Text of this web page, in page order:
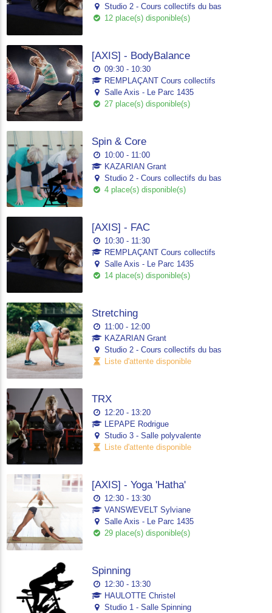
Studio 2 - Cours collectifs du bas
12 place(s) disponible(s)
[AXIS] - BodyBalance
09:30 - 10:30
REMPLAÇANT Cours collectifs
Salle Axis - Le Parc 1435
27 place(s) disponible(s)
Spin & Core
10:00 - 11:00
KAZARIAN Grant
Studio 2 - Cours collectifs du bas
4 place(s) disponible(s)
[AXIS] - FAC
10:30 - 11:30
REMPLAÇANT Cours collectifs
Salle Axis - Le Parc 1435
14 place(s) disponible(s)
Stretching
11:00 - 12:00
KAZARIAN Grant
Studio 2 - Cours collectifs du bas
Liste d'attente disponible
TRX
12:20 - 13:20
LEPAPE Rodrigue
Studio 3 - Salle polyvalente
Liste d'attente disponible
[AXIS] - Yoga 'Hatha'
12:30 - 13:30
VANSWEVELT Sylviane
Salle Axis - Le Parc 1435
29 place(s) disponible(s)
Spinning
12:30 - 13:30
HAULOTTE Christel
Studio 1 - Salle Spinning